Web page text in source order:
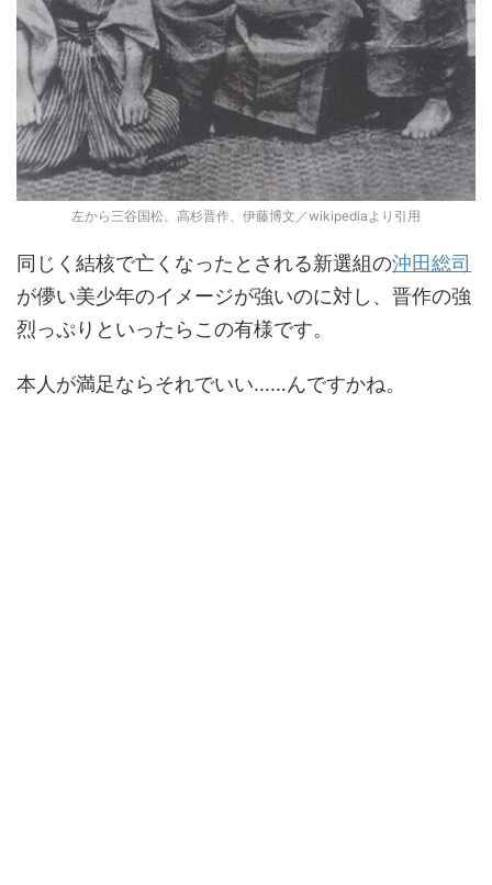
左から三谷国松、高杉晋作、伊藤博文／wikipediaより引用
同じく結核で亡くなったとされる新選組の沖田総司
が儚い美少年のイメージが強いのに対し、晋作の強
烈っぷりといったらこの有様です。
本人が満足ならそれでいい……んですかね。